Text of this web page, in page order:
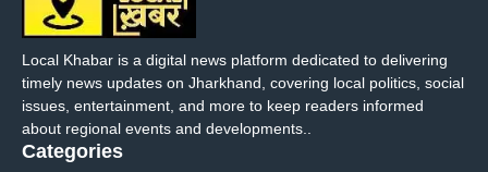
Local Khabar is a digital news platform dedicated to delivering
timely news updates on Jharkhand, covering local politics, social
issues, entertainment, and more to keep readers informed
about regional events and developments..
Categories